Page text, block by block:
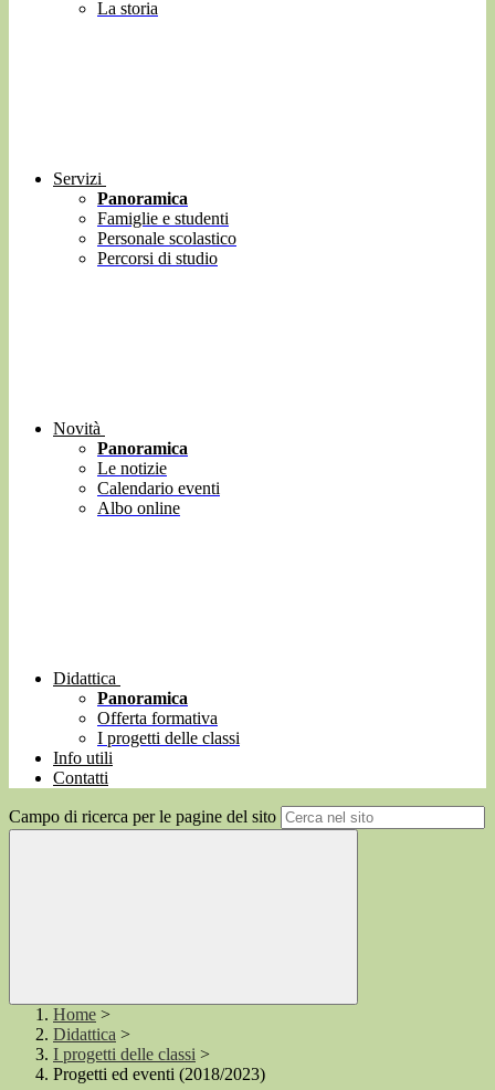
La storia
Servizi
Panoramica
Famiglie e studenti
Personale scolastico
Percorsi di studio
Novità
Panoramica
Le notizie
Calendario eventi
Albo online
Didattica
Panoramica
Offerta formativa
I progetti delle classi
Info utili
Contatti
Campo di ricerca per le pagine del sito
Home >
Didattica >
I progetti delle classi >
Progetti ed eventi (2018/2023)